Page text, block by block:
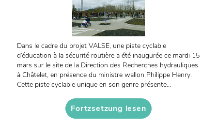
Dans le cadre du projet VALSE, une piste cyclable
d’éducation à la sécurité routière a été inaugurée ce mardi 15
mars sur le site de la Direction des Recherches hydrauliques
à Châtelet, en présence du ministre wallon Philippe Henry.
Cette piste cyclable unique en son genre présente...
Fortzsetzung lesen